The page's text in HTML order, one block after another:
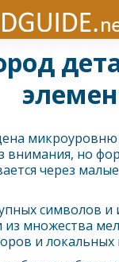
микроуровню
внимания, но
через
символов и
множества
и локальных